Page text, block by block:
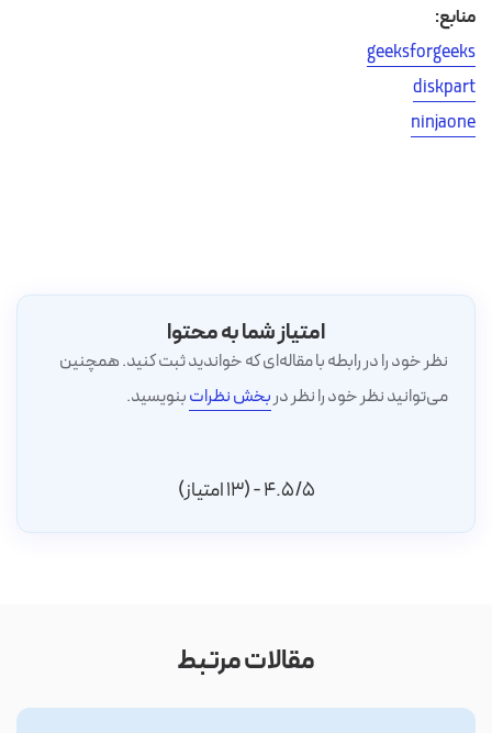
منابع:
geeksforgeeks
diskpart
ninjaone
امتیاز شما به محتوا
نظر خود را در رابطه با مقاله‌ای که خواندید ثبت کنید. همچنین
می‌توانید نظر خود را نظر دربخش نظراتبنویسید.
4.5/5 - (13 امتیاز)
مقالات مرتبط